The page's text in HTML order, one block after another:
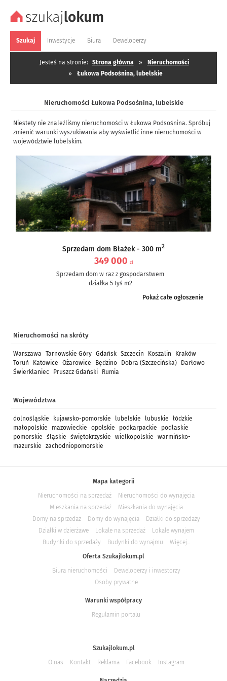
Szukaj Inwestycje Biura Deweloperzy
Jesteś na stronie: Strona główna »
Nieruchomości
»
Łukowa Podsośnina, lubelskie
Nieruchomości Łukowa Podsośnina, lubelskie
Niestety nie znaleźliśmy nieruchomości w Łukowa Podsośnina. Spróbuj
zmienić warunki wyszukiwania aby wyświetlić inne nieruchomości w
województwie lubelskim.
Sprzedam dom Błażek - 300 m2
349 000 zł
Sprzedam dom w raz z gospodarstwem
działka 5 tyś m2
Pokaż całe ogłoszenie
Nieruchomości na skróty
Warszawa Tarnowskie Góry Gdańsk Szczecin Koszalin
Kraków
Toruń
Katowice Ożarowice Będzino Dobra (Szczecińska)
Darłowo
Świerklaniec
Pruszcz Gdański Rumia
Województwa
dolnośląskie kujawsko-pomorskie lubelskie lubuskie
łódzkie
małopolskie
mazowieckie opolskie podkarpackie
podlaskie
pomorskie
śląskie świętokrzyskie wielkopolskie
warmińsko-
mazurskie
zachodniopomorskie
Mapa kategorii
Nieruchomości na sprzedaż
Nieruchomości do wynajęcia
Mieszkania na sprzedaż
Mieszkania do wynajęcia
Domy na sprzedaż
Domy do wynajęcia
Działki do sprzedaży
Działki w dzierżawe
Lokale na sprzedaż
Lokale wynajem
Budynki do sprzedaży
Budynki do wynajmu
Więcej...
Oferta Szukajlokum.pl
Biura nieruchomości
Deweloperzy i inwestorzy
Osoby prywatne
Warunki współpracy
Regulamin portalu
Szukajlokum.pl
O nas
Kontakt Reklama Facebook Instagram